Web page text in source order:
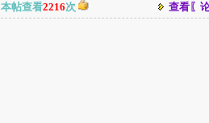
本帖查看2216次 查看〖